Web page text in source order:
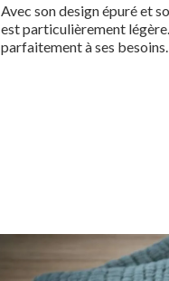
Avec son design épuré et
est particulièrement
parfaitement à ses besoins.